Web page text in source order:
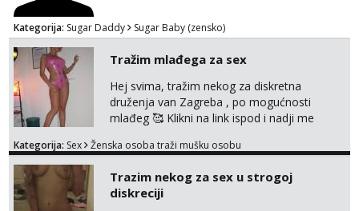
Kategorija: Sugar Daddy Sugar Baby (zensko)
Tražim mlađega za sex
Hej svima, tražim nekog za diskretna
druženja van Zagreba , po mogućnosti
mlađeg 🥰 Klikni na link ispod i nadji me
Kategorija: Sex Ženska osoba traži mušku osobu
Trazim nekog za sex u strogoj
diskreciji